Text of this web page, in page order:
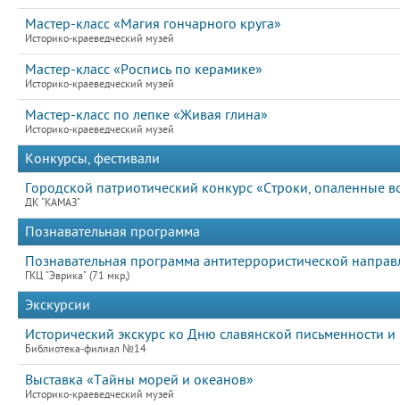
Мастер-класс «Магия гончарного круга»
Историко-краеведческий музей
Мастер-класс «Роспись по керамике»
Историко-краеведческий музей
Мастер-класс по лепке «Живая глина»
Историко-краеведческий музей
Конкурсы, фестивали
Городской патриотический конкурс «Строки, опаленные
ДК "КАМАЗ"
Познавательная программа
Познавательная программа антитеррористической
ГКЦ "Эврика" (71 мкр,)
Экскурсии
Исторический экскурс ко Дню славянской письменности
Библиотека-филиал №14
Выставка «Тайны морей и океанов»
Историко-краеведческий музей